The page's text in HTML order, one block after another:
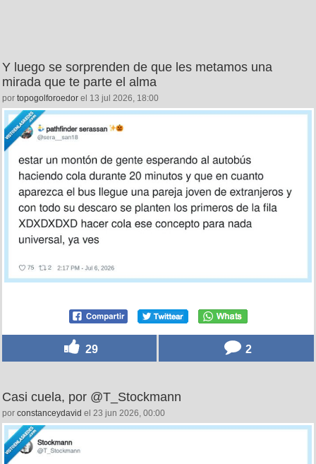
Y luego se sorprenden de que les metamos una
mirada que te parte el alma
por topogolforoedor el 13 jul 2026, 18:00
29 2
Casi cuela, por @T_Stockmann
por constanceydavid el 23 jun 2026, 00:00